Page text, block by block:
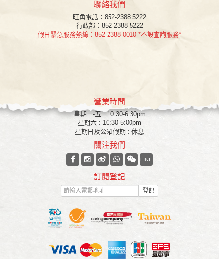
聯絡我們
旺角電話：852-2388 5222
行政部：852-2388 5222
假日緊急服務熱線：852-2388 0010 *不設查詢服務*
營業時間
星期一-五 : 10:30-6:30pm
星期六 : 10:30-5:00pm
星期日及公眾假期 : 休息
關注我們
LINE
訂閱登記
登記